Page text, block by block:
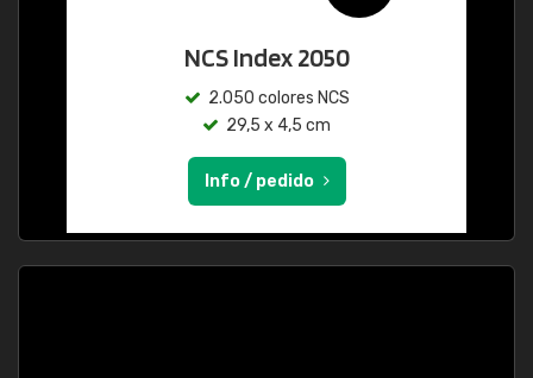
NCS Index 2050
2.050 colores NCS
29,5 x 4,5 cm
Info / pedido